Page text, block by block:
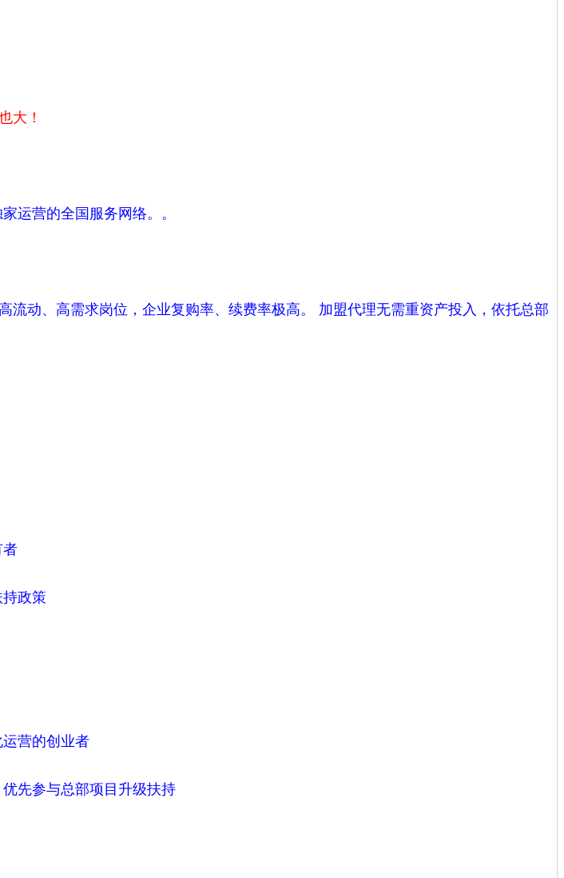
大！
运营的全国服务网络。。
动、高需求岗位，企业复购率、续费率极高。 加盟代理无需重资产投入，依托总部
政策
营的创业者
先参与总部项目升级扶持